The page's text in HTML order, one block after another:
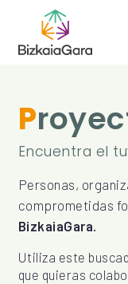
Encuentra el
Personas,
comprometidas
BizkaiaGara.
Utiliza este
que quieras